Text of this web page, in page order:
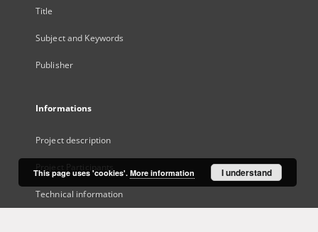
Title
Subject and Keywords
Publisher
Informations
Project description
Project Participants
Technical information
This page uses 'cookies'. More information I understand